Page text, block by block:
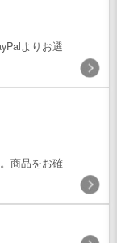
よりお選
商品をお確